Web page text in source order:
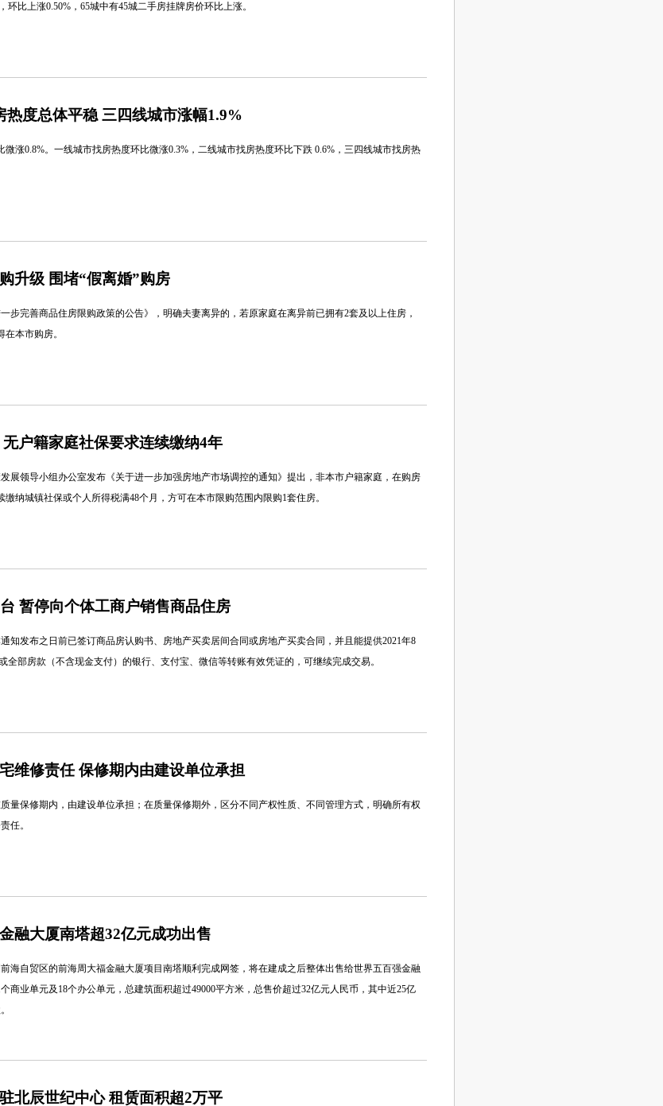
环比上涨0.50%，65城中有45城二手房挂牌房价环比上涨。
热度总体平稳 三四线城市涨幅1.9%
涨0.8%。一线城市找房热度环比微涨0.3%，二线城市找房热度环比下跌 0.6%，三四线城市找房热
升级 围堵“假离婚”购房
步完善商品住房限购政策的公告》，明确夫妻离异的，若原家庭在离异前已拥有2套及以上住房，
本市购房。
户籍家庭社保要求连续缴纳4年
展领导小组办公室发布《关于进一步加强房地产市场调控的通知》提出，非本市户籍家庭，在购房
纳城镇社保或个人所得税满48个月，方可在本市限购范围内限购1套住房。
暂停向个体工商户销售商品住房
知发布之日前已签订商品房认购书、房地产买卖居间合同或房地产买卖合同，并且能提供2021年8
全部房款（不含现金支付）的银行、支付宝、微信等转账有效凭证的，可继续完成交易。
维修责任 保修期内由建设单位承担
量保修期内，由建设单位承担；在质量保修期外，区分不同产权性质、不同管理方式，明确所有权
任。
融大厦南塔超32亿元成功出售
海自贸区的前海周大福金融大厦项目南塔顺利完成网签，将在建成之后整体出售给世界五百强金融
商业单元及18个办公单元，总建筑面积超过49000平方米，总售价超过32亿元人民币，其中近25亿
北辰世纪中心 租赁面积超2万平